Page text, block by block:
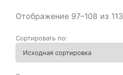
Отображение 97–108 из 113